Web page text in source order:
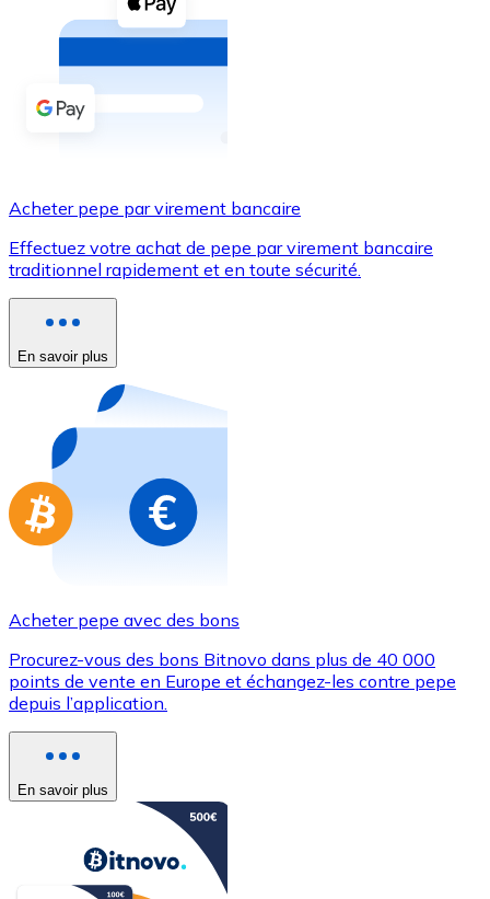
Achetez des cryptomonnaies en espèces et d'autres
Acheter avec espèces
Virement SEPA
Utilisez les cartes Visa et Mastercard pour acheter
Acheter avec carte
Nouveau
Achetez des cartes-cadeaux de vos marques
Aller à la boutique de cartes-cadeaux
Acheter pepe par virement bancaire
Effectuez votre achat de pepe par virement bancaire
traditionnel rapidement et en toute sécurité.
En savoir plus
Acheter pepe avec des bons
Procurez-vous des bons Bitnovo dans plus de 40 000
points de vente en Europe et échangez-les contre pepe
depuis l’application.
En savoir plus